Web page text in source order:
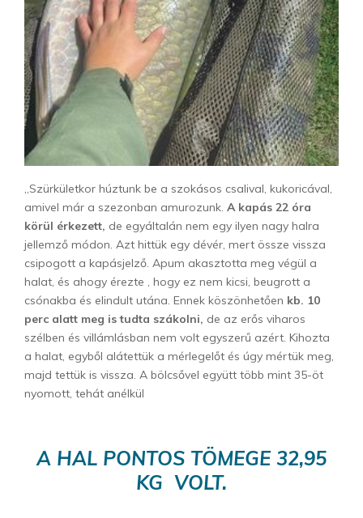
„Szürkületkor húztunk be a szokásos csalival, kukoricával,
amivel már a szezonban amurozunk. A kapás 22 óra
körül érkezett, de egyáltalán nem egy ilyen nagy halra
jellemző módon. Azt hittük egy dévér, mert össze vissza
csipogott a kapásjelző. Apum akasztotta meg végül a
halat, és ahogy érezte , hogy ez nem kicsi, beugrott a
csónakba és elindult utána. Ennek köszönhetően kb. 10
perc alatt meg is tudta szákolni, de az erős viharos
szélben és villámlásban nem volt egyszerű azért. Kihozta
a halat, egyből alátettük a mérlegelőt és úgy mértük meg,
majd tettük is vissza. A bölcsővel együtt több mint 35-öt
nyomott, tehát anélkül
A HAL PONTOS TÖMEGE 32,95
KG VOLT.